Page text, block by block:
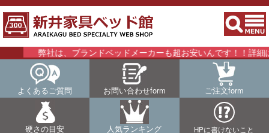
弊社は、ブランドベッドメーカーも超お安いんです！！詳細は
よくあるご質問 お問い合わせform ご注文form
硬さの目安 人気ランキング HPに書けないこと